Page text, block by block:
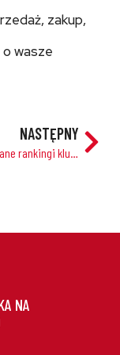
zakup,
wasze
NASTĘPNY
„Zaktualizowane rankingi klubów kobiet po zakończeniu Złotej EuroLigi Kobiet 2023-2024 w Nottingham”
NA